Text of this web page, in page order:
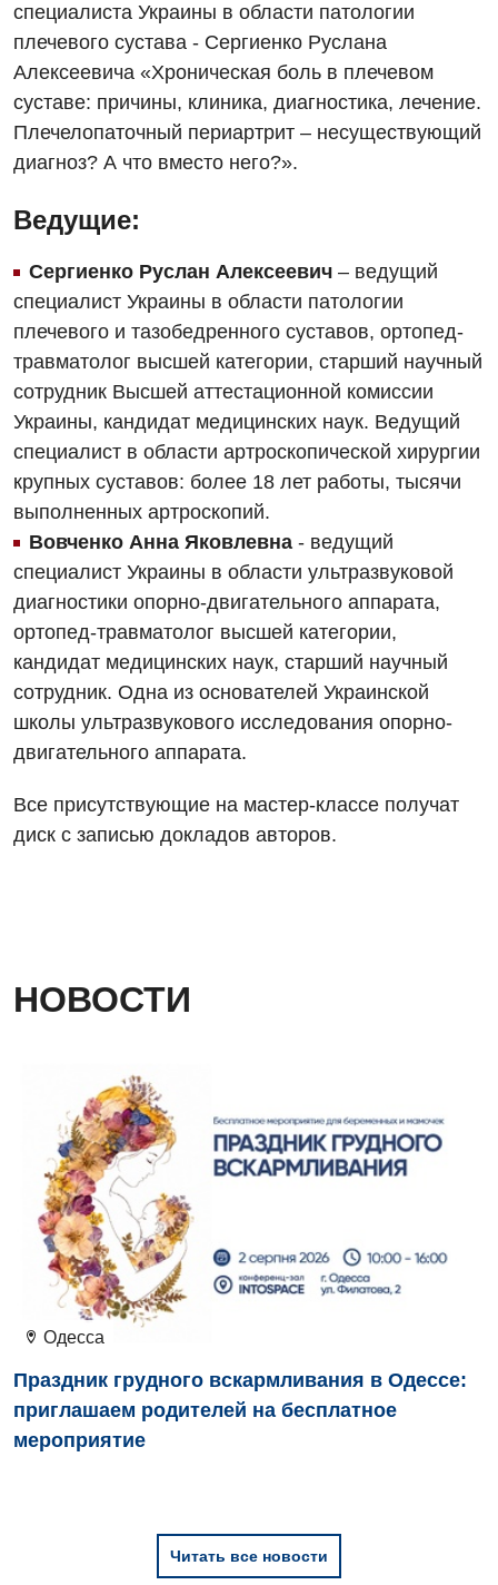
Интернатура
Программа лояльности
Ангиографические исследования
Диагностическое отделение
Инструментальная диагностика
Компьютерная томография
Нейросонография
Рентгенография
Эндоскопическое отделение
Для взрослых
Акушерство и гинекология
Аллергология, иммунология
Андрология
Бесплатные услуги
Вакцинация
Гастроэнтерология
Гинекологическое отделение
Кардиология
Маммология
Медицинская психология
Неврология
Нейрохирургия
Онкологическое отделение
Ортопедия и травматология
Офтальмологическое отделение
Гинекологическое отделение
Диагностическое отделение
Дневной стационар
Онкологическое отделение
Отдел госпитализации
Отделение интенсивной терапии
Отделение неотложных состояний
Офтальмологическое отделение
Педиатрическое отделение
Скорая медицинская помощь
Травматологическое отделение
Урологическое отделение
Хирургическое отделение
Эндоскопическое отделение
Декларирование
Национальный скрининг здоровья 40+
Украинский
Русский
специалиста Украины в области патологии
плечевого сустава - Сергиенко Руслана
Алексеевича «Хроническая боль в плечевом
суставе: причины, клиника, диагностика, лечение.
Плечелопаточный периартрит – несуществующий
диагноз? А что вместо него?».
Ведущие:
Сергиенко Руслан Алексеевич – ведущий
специалист Украины в области патологии
плечевого и тазобедренного суставов, ортопед-
травматолог высшей категории, старший научный
сотрудник Высшей аттестационной комиссии
Украины, кандидат медицинских наук. Ведущий
специалист в области артроскопической хирургии
крупных суставов: более 18 лет работы, тысячи
выполненных артроскопий.
Вовченко Анна Яковлевна - ведущий
специалист Украины в области ультразвуковой
диагностики опорно-двигательного аппарата,
ортопед-травматолог высшей категории,
кандидат медицинских наук, старший научный
сотрудник. Одна из основателей Украинской
школы ультразвукового исследования опорно-
двигательного аппарата.
Все присутствующие на мастер-классе получат
диск с записью докладов авторов.
НОВОСТИ
Одесса
Праздник грудного вскармливания в Одессе:
приглашаем родителей на бесплатное
мероприятие
Читать все новости